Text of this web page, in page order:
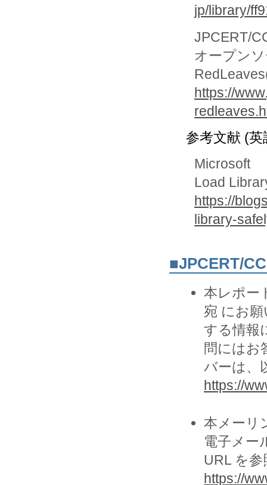
jp/library/
JPCERT/
オープン
https://
参考文献 (英
Microsoft
Load
https://
library-
■JPCERT/
本レポー
宛 にお
する情報
問にはお
バーは、
https://
本メーリ
電子メー
URL を
https://